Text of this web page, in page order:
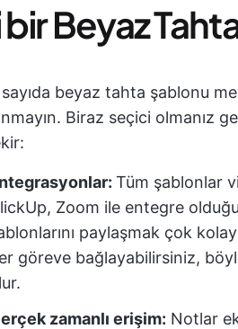
bir Beyaz
beyaz tahta şablonu
Biraz seçici olmanız
Tüm şablonlar
Zoom ile entegre
paylaşmak çok
göreve bağlayabilirsiniz,
zamanlı erişim: Notlar